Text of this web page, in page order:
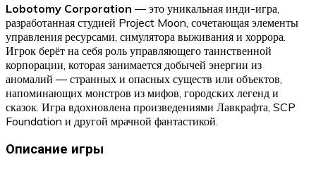
Lobotomy Corporation — это уникальная инди-игра,
разработанная студией Project Moon, сочетающая элементы
управления ресурсами, симулятора выживания и хоррора.
Игрок берёт на себя роль управляющего таинственной
корпорации, которая занимается добычей энергии из
аномалий — странных и опасных существ или объектов,
напоминающих монстров из мифов, городских легенд и
сказок. Игра вдохновлена произведениями Лавкрафта, SCP
Foundation и другой мрачной фантастикой.
Описание игры